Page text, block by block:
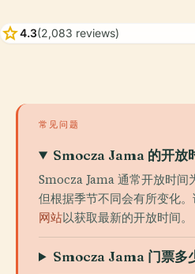
star4.3(2,083 reviews)
常见问题
Smocza Jama 的开放
Smocza Jama 通常开放时间
但根据季节不同会有所变化
网站以获取最新的开放时间。
Smocza Jama 门票多